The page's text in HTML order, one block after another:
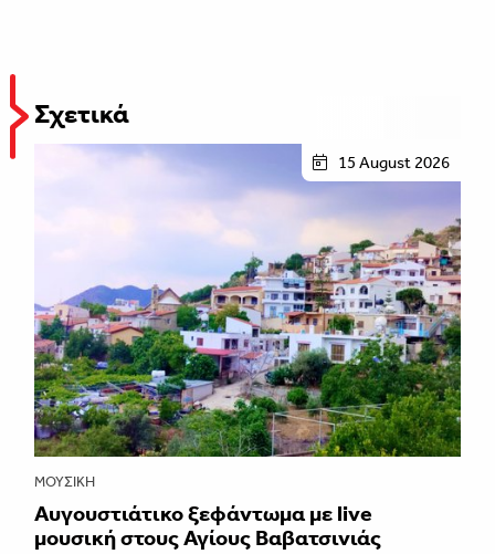
Σχετικά
15 August 2026
ΜΟΥΣΙΚΉ
Αυγουστιάτικο ξεφάντωμα με live
μουσική στους Αγίους Βαβατσινιάς